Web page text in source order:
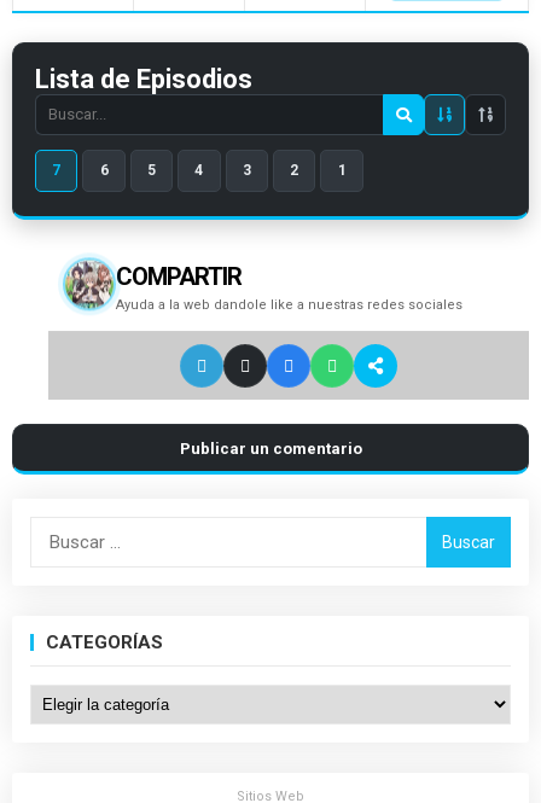
Lista de Episodios
Search
episode
number
7 6 5 4 3 2 1
COMPARTIR
Ayuda a la web dandole like a nuestras redes sociales
Publicar un comentario
Buscar:
CATEGORÍAS
Categorías
Sitios Web